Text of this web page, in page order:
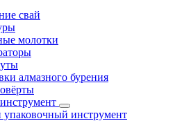
свай
молотки
алмазного бурения
упаковочный инструмент